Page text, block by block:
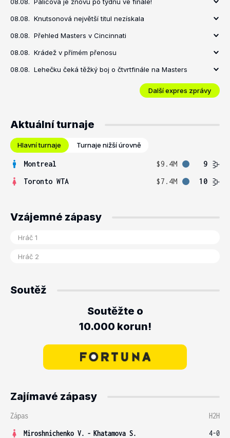
08.08. Knutsonová největší titul nezískala
08.08. Přehled Masters v Cincinnati
08.08. Krádež v přímém přenosu
08.08. Lehečku čeká těžký boj o čtvrtfinále na Masters
Další expres zprávy
Aktuální turnaje
Hlavní turnaje Turnaje nižší úrovně
Montreal $9.4M
9
Toronto WTA
$7.4M 10
Vzájemné zápasy
Soutěž
Soutěžte o
10.000 korun!
Zajímavé zápasy
Zápas
H2H
Miroshnichenko V. - Khatamova S.
4-0